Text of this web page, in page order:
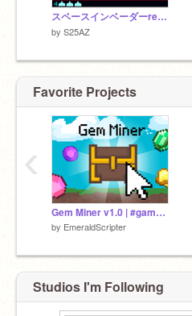
ニートです
スペースインベーダーremixモバイル対応
by S25AZ
Favorite Projects
Gem Miner v1.0 | #games #all
by EmeraldScripter
‹
Studios I'm Following